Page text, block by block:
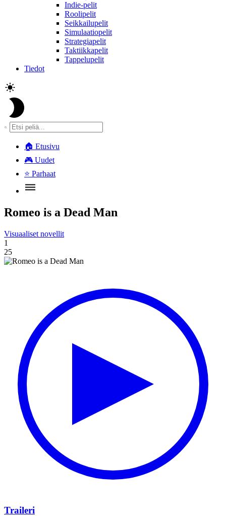
Indie-pelit
Roolipelit
Seikkailupelit
Simulaatiopelit
Strategiapelit
Taktiikkapelit
Tappelupelit
Tiedot
🏠 Etusivu
🎮 Uudet
⭐ Parhaat
Romeo is a Dead Man
Visuaaliset novellit
1
25
Traileri